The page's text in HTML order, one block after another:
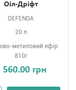
Оіл-Дріфт
DEFENDA
20 л
метиловий ефір
810г
560.00 грн